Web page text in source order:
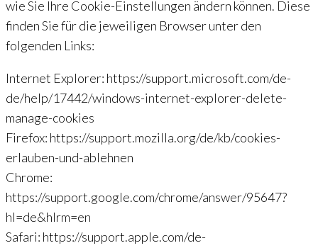
wie Sie Ihre Cookie-Einstellungen ändern können. Diese
finden Sie für die jeweiligen Browser unter den
folgenden Links:
Internet Explorer: https://support.microsoft.com/de-
de/help/17442/windows-internet-explorer-delete-
manage-cookies
Firefox: https://support.mozilla.org/de/kb/cookies-
erlauben-und-ablehnen
Chrome:
https://support.google.com/chrome/answer/95647?
hl=de&hlrm=en
Safari: https://support.apple.com/de-